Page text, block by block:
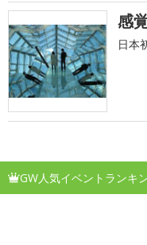
感
日本
GW人気イベントランキ